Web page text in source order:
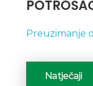
Preuzimanje
Natječaji